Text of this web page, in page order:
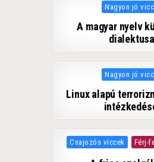
Posted in
Nagyon jó
A magyar nyelv
Posted in
Nagyon jó
Linux alapú
Posted in
Csajozós viccek Férj-